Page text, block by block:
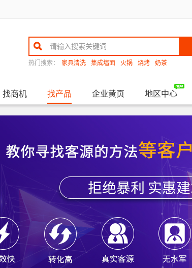
热门搜索： 家具清洗 集成墙面 火锅 烧烤 奶茶
找商机 找产品 企业黄页 地区中心